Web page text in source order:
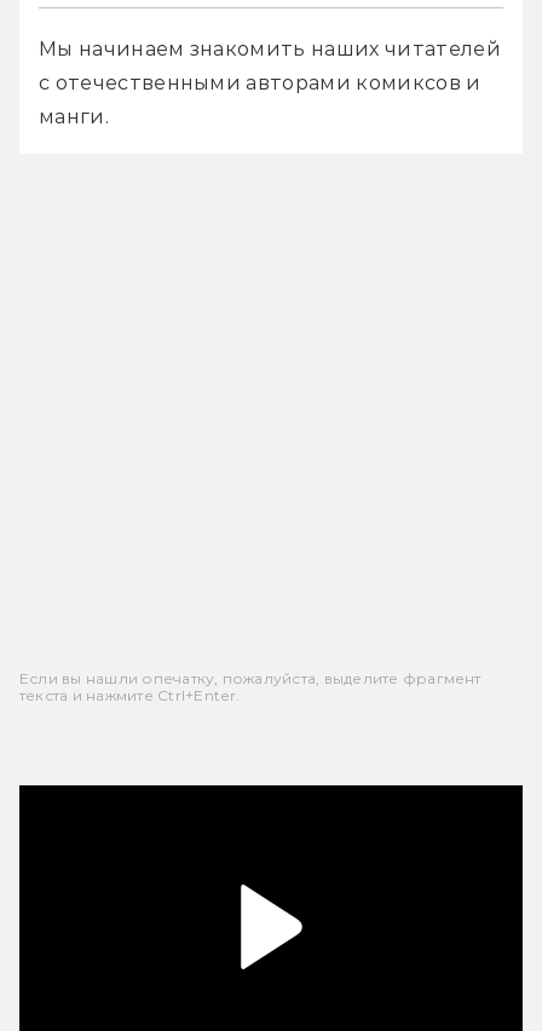
Мы начинаем знакомить наших читателей
с отечественными авторами комиксов и
манги.
Если вы нашли опечатку, пожалуйста, выделите фрагмент
текста и нажмите Ctrl+Enter.